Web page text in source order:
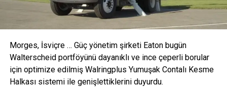
SONRAKI KONU
Ironically, as a child he used to spook incredibly
easily
ÖNCEKI KONU
Freeze Frame Bonus: The briefly seen Death Star
directory
Morges, İsviçre… Güç yönetim şirketi Eaton bugün
Walterscheid portföyünü dayanıklı ve ince çeperli borular
için optimize edilmiş Walringplus Yumuşak Contalı Kesme
Halkası sistemi ile genişlettiklerini duyurdu.